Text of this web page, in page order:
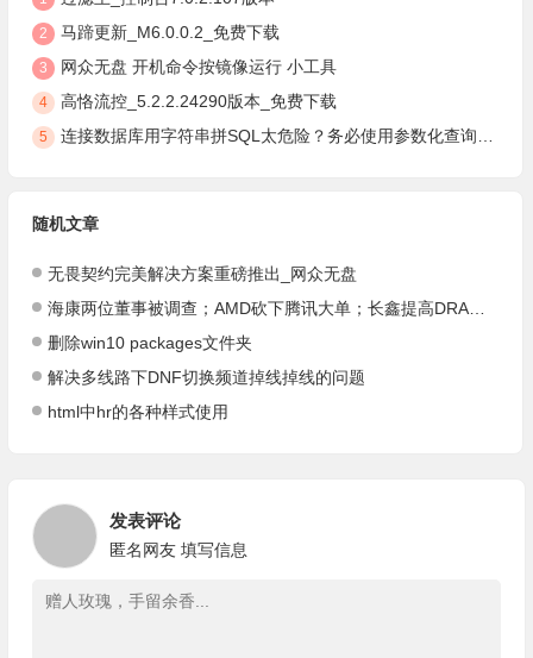
2 马蹄更新_M6.0.0.2_免费下载
3 网众无盘 开机命令按镜像运行 小工具
4 高恪流控_5.2.2.24290版本_免费下载
5 连接数据库用字符串拼SQL太危险？务必使用参数化查询，安全防注入
随机文章
无畏契约完美解决方案重磅推出_网众无盘
海康两位董事被调查；AMD砍下腾讯大单；长鑫提高DRAM产能
删除win10 packages文件夹
解决多线路下DNF切换频道掉线掉线的问题
html中hr的各种样式使用
发表评论
匿名网友 填写信息